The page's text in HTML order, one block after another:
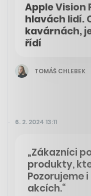
Apple Vision
hlavách lidí.
kavárnách,
řídí
TOMÁŠ CHLEBEK
6. 2. 2024 13:11
„Zákazníci
produkty,
Pozorujeme
akcích.“